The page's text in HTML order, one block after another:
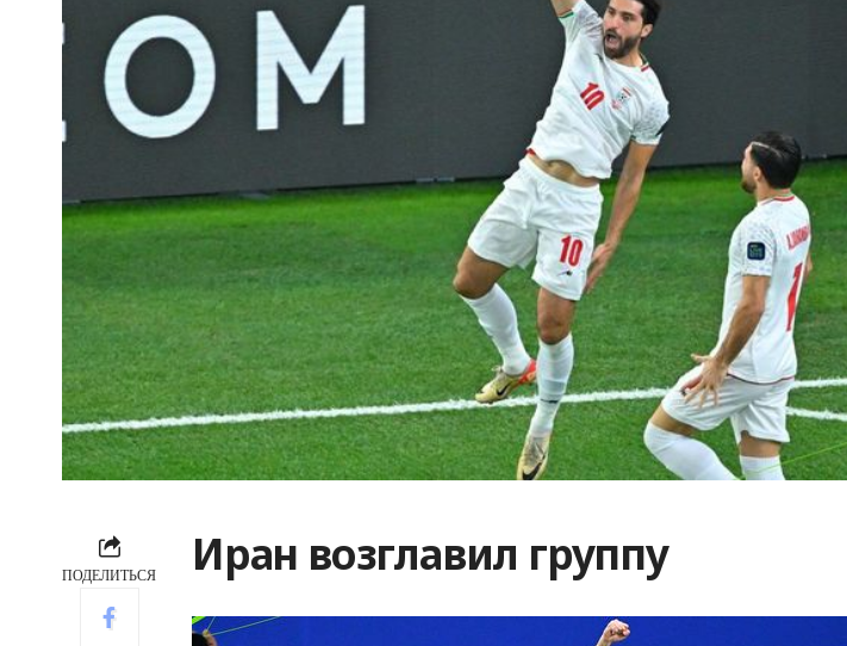
ПОДЕЛИТЬСЯ Иран возглавил группу